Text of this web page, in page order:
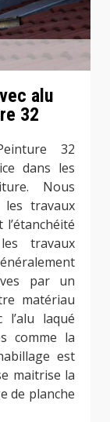
alu
32
32
dans les
Nous
les travaux
travaux
par un
matériau
l’alu laqué
comme la
est
maitrise la
de planche